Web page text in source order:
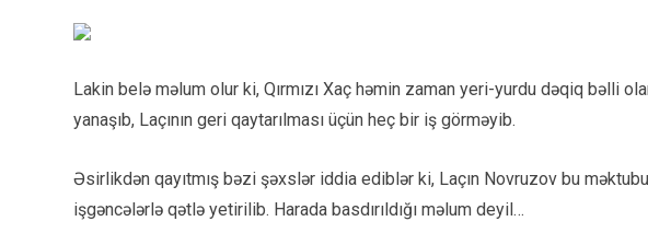
Lakin belə məlum olur ki, Qırmızı Xaç həmin zaman yeri-yurdu dəqiq bəlli
yanaşıb, Laçının geri qaytarılması üçün heç bir iş görməyib.
Əsirlikdən qayıtmış bəzi şəxslər iddia ediblər ki, Laçın Novruzov bu
işgəncələrlə qətlə yetirilib. Harada basdırıldığı məlum deyil…